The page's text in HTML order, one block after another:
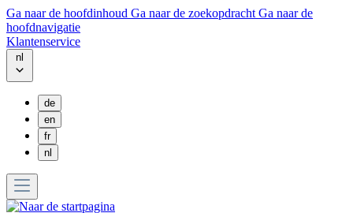
Ga naar de hoofdinhoud Ga naar de zoekopdracht Ga naar de
hoofdnavigatie
Klantenservice
nl
de
en
fr
nl